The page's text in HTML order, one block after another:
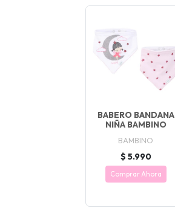
BABERO BANDANA
NIÑA BAMBINO
BAMBINO
$ 5.990
Comprar Ahora